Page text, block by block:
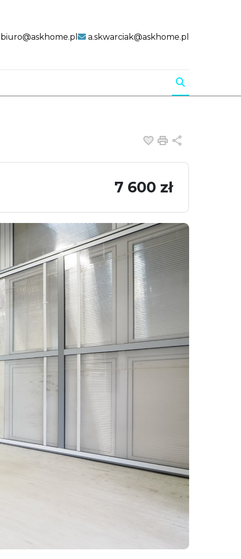
biuro@askhome.pl a.skwarciak@askhome.pl
Dodaj do
Drukuj
7 600 zł